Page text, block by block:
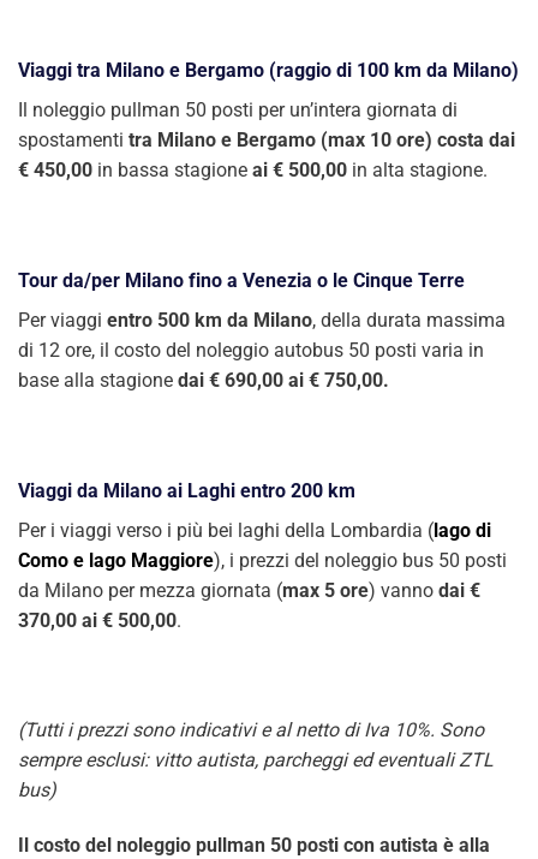
Viaggi tra Milano e Bergamo (raggio di 100 km da Milano)
Il noleggio pullman 50 posti per un’intera giornata di
spostamenti tra Milano e Bergamo (max 10 ore) costa dai
€ 450,00 in bassa stagione ai € 500,00 in alta stagione.
Tour da/per Milano fino a Venezia o le Cinque Terre
Per viaggi entro 500 km da Milano, della durata massima
di 12 ore, il costo del noleggio autobus 50 posti varia in
base alla stagione dai € 690,00 ai € 750,00.
Viaggi da Milano ai Laghi entro 200 km
Per i viaggi verso i più bei laghi della Lombardia (lago di
Como e lago Maggiore), i prezzi del noleggio bus 50 posti
da Milano per mezza giornata (max 5 ore) vanno dai €
370,00 ai € 500,00.
(Tutti i prezzi sono indicativi e al netto di Iva 10%. Sono
sempre esclusi: vitto autista, parcheggi ed eventuali ZTL
bus)
Il costo del noleggio pullman 50 posti con autista è alla